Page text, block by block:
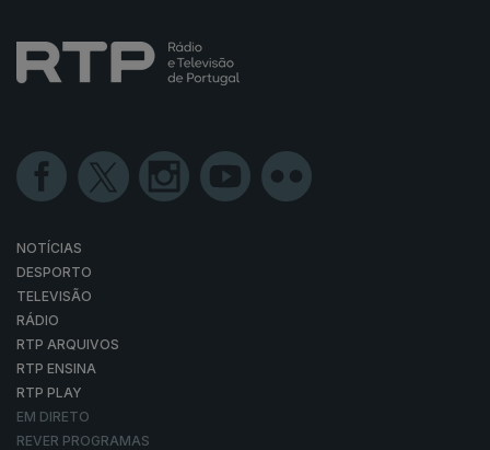
NOTÍCIAS
DESPORTO
TELEVISÃO
RÁDIO
RTP ARQUIVOS
RTP ENSINA
RTP PLAY
EM DIRETO
REVER PROGRAMAS